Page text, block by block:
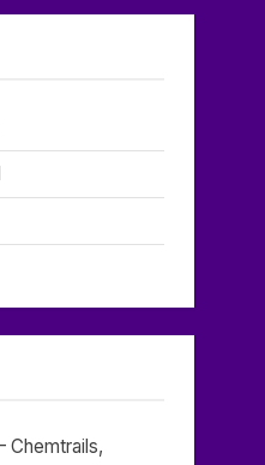
Chemtrails,